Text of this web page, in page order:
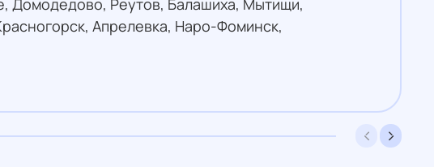
Домодедово, Реутов, Балашиха, Мытищи,
Апрелевка, Наро-Фоминск,